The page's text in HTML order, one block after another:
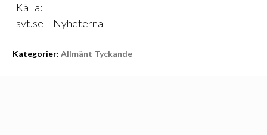
Källa:
svt.se – Nyheterna
Kategorier: Allmänt Tyckande